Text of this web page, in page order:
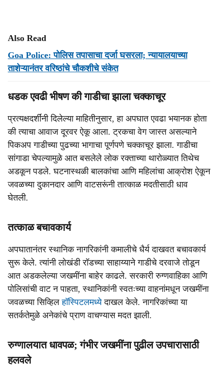
Also Read
Goa Police: पोलिस तपासाचा दर्जा घसरला; न्यायालयाच्या
ताशेऱ्यानंतर वरिष्ठांचे चौकशीचे संकेत
धडक एवढी भीषण की गाडीचा झाला चक्काचूर
प्रत्यक्षदर्शींनी दिलेल्या माहितीनुसार, हा अपघात एवढा भयानक होता
की त्याचा आवाज दूरवर ऐकू आला. ट्रकचा वेग जास्त असल्याने
पिकअप गाडीच्या पुढच्या भागाचा पूर्णपणे चक्काचूर झाला. गाडीचा
सांगाडा चेपल्यामुळे आत बसलेले लोक रक्ताच्या थारोळ्यात तिथेच
अडकून पडले. घटनास्थळी बालकांचा आणि महिलांचा आक्रोश ऐकून
जवळच्या दुकानदार आणि वाटसरूंनी तात्काळ मदतीसाठी धाव
घेतली.
तत्काळ बचावकार्य
अपघातानंतर स्थानिक नागरिकांनी कमालीचे धैर्य दाखवत बचावकार्य
सुरू केले. त्यांनी लोखंडी रॉडच्या साहाय्याने गाडीचे दरवाजे तोडून
आत अडकलेल्या जखमींना बाहेर काढले. सरकारी रुग्णवाहिका आणि
पोलिसांची वाट न पाहता, स्थानिकांनी स्वतःच्या वाहनांमधून जखमींना
जवळच्या सिव्हिलहॉस्पिटलमध्येदाखल केले. नागरिकांच्या या
सतर्कतेमुळे अनेकांचे प्राण वाचण्यास मदत झाली.
रुग्णालयात धावपळ; गंभीर जखमींना पुढील उपचारासाठी
हलवले